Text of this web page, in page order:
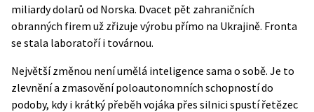
miliardy dolarů od Norska. Dvacet pět zahraničních
obranných firem už zřizuje výrobu přímo na Ukrajině. Fronta
se stala laboratoří i továrnou.
Největší změnou není umělá inteligence sama o sobě. Je to
zlevnění a zmasovění poloautonomních schopností do
podoby, kdy i krátký přeběh vojáka přes silnici spustí řetězec